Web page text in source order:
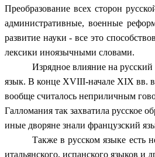
Преобразование всех сторон
административные, военные
развитие науки - все это
лексики иноязычными словами.
Изрядное влияние на русский
язык. В конце XVIII-начале XIX вв. в
вообще считалось неприличным
Галломания так захватила русское
иные дворяне знали французский
Также в русском языке есть
итальянского, испанского языков и